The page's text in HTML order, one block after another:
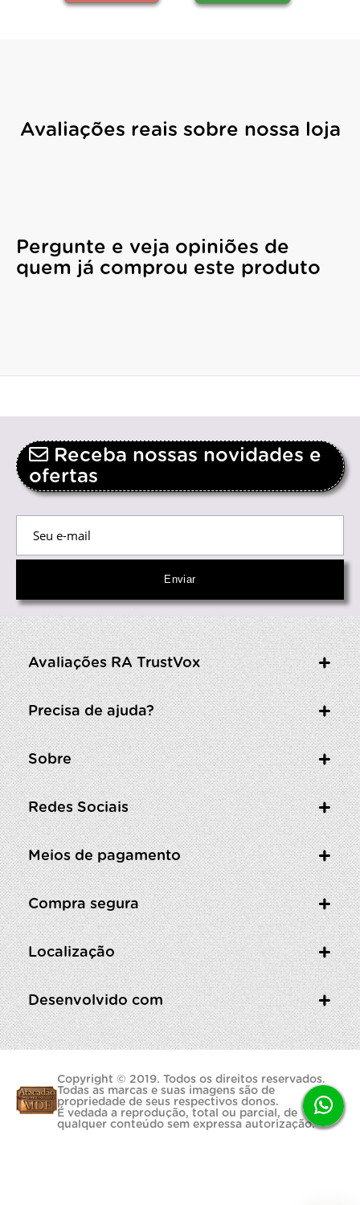
Avaliações reais sobre nossa loja
Pergunte e veja opiniões de
quem já comprou este produto
Receba nossas novidades e
ofertas
Avaliações RA TrustVox
Precisa de ajuda?
Sobre
Redes Sociais
Meios de pagamento
Compra segura
Localização
Desenvolvido com
Copyright © 2019. Todos os direitos reservados.
Todas as marcas e suas imagens são de
propriedade de seus respectivos donos.
É vedada a reprodução, total ou parcial, de
qualquer conteúdo sem expressa autorização.